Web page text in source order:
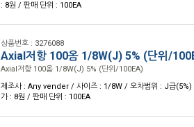
: 8원 / 판매 단위 : 100EA
상품번호 : 3276088
Axial저항 100옴 1/8W(J) 5% (단위/
Axial저항 100옴 1/8W(J) 5% (단위/100EA)
제조사 : Any vender / 사이즈 : 1/8W / 오차범위 : J급(5%)
가 : 8원 / 판매 단위 : 100EA